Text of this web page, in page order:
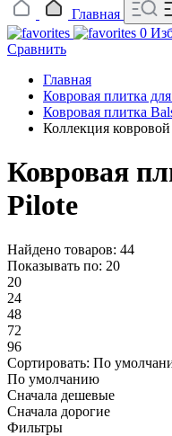
Главная
0
Сравнить
Главная
Ковровая плитка
Ковровая плитка
Коллекция
Ковровая
Pilote
Найдено товаров: 44
Показывать по: 20
20
24
48
72
96
Сортировать: По
По умолчанию
Сначала дешевые
Сначала дорогие
Фильтры